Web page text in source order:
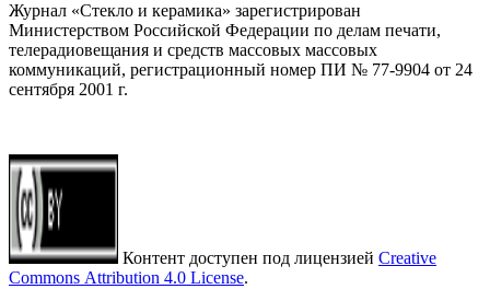
Журнал «Стекло и керамика» зарегистрирован
Министерством Российской Федерации по делам печати,
телерадиовещания и средств массовых массовых
коммуникаций, регистрационный номер ПИ № 77-9904 от 24
сентября 2001 г.
Контент доступен под лицензией Creative
Commons Attribution 4.0 License.